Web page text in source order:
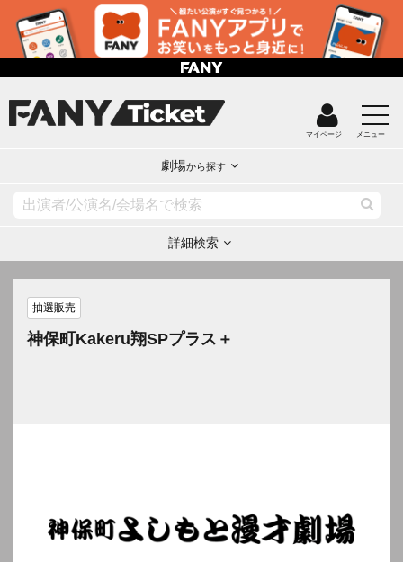
マイページ メニュー
劇場から探す
詳細検索
抽選販売
神保町Kakeru翔SPプラス＋